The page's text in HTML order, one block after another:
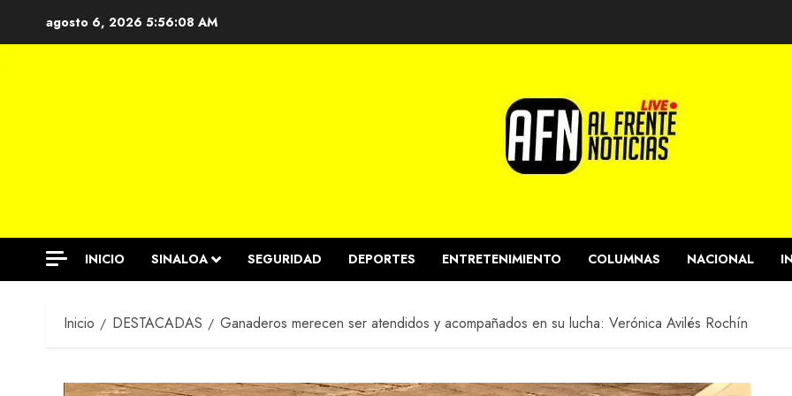
agosto 6, 2026 5:56:09 AM
INICIO SINALOA SEGURIDAD DEPORTES ENTRETENIMIENTO COLUMNAS NACIONAL
Inicio DESTACADAS Ganaderos merecen ser atendidos y acompañados en su lucha: Verónica Avilés Rochín